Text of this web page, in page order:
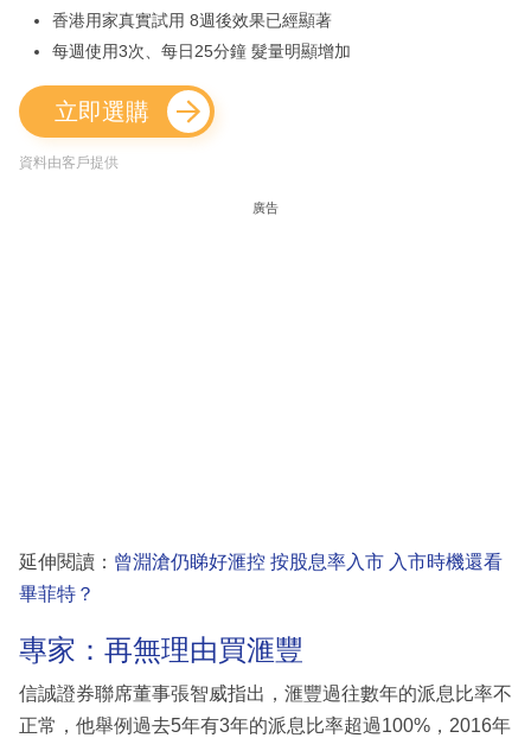
香港用家真實試用 8週後效果已經顯著
每週使用3次、每日25分鐘 髮量明顯增加
立即選購
資料由客戶提供
廣告
延伸閱讀： 曾淵滄仍睇好滙控 按股息率入市 入市時機還看
畢菲特？
專家：再無理由買滙豐
信誠證券聯席董事張智威指出，滙豐過往數年的派息比率不
正常，他舉例過去5年有3年的派息比率超過100%，2016年